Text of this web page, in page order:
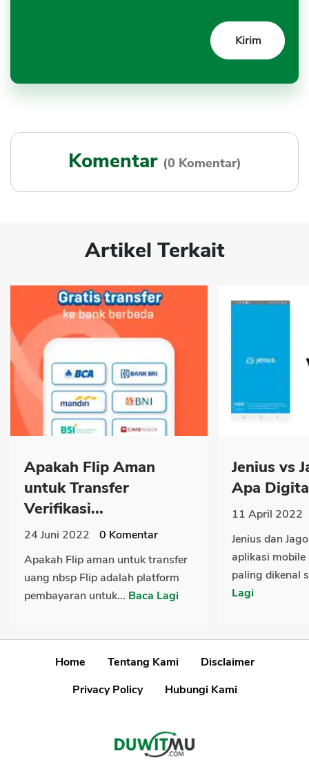
Komentar (0 Komentar)
Artikel Terkait
Apakah Flip Aman
untuk Transfer
Verifikasi...
24 Juni 2022 0 Komentar
Apakah Flip aman untuk transfer
uang nbsp Flip adalah platform
pembayaran untuk... Baca Lagi
Jenius vs
Apa
11 April 2022
Jenius dan
aplikasi
paling dikenal
Lagi
Home Tentang Kami
Disclaimer
Privacy Policy
Hubungi Kami